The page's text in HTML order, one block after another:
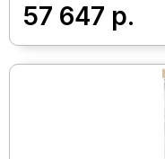
57 647 р.